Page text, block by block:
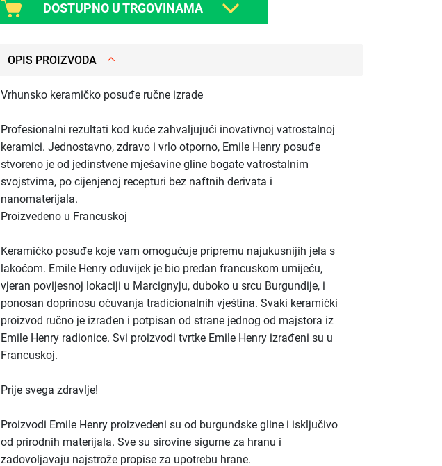
DOSTUPNO U TRGOVINAMA
OPIS PROIZVODA
Vrhunsko keramičko posuđe ručne izrade
Profesionalni rezultati kod kuće zahvaljujući inovativnoj vatrostalnoj
keramici. Jednostavno, zdravo i vrlo otporno, Emile Henry posuđe
stvoreno je od jedinstvene mješavine gline bogate vatrostalnim
svojstvima, po cijenjenoj recepturi bez naftnih derivata i
nanomaterijala.
Proizvedeno u Francuskoj
Keramičko posuđe koje vam omogućuje pripremu najukusnijih jela s
lakoćom. Emile Henry oduvijek je bio predan francuskom umijeću,
vjeran povijesnoj lokaciji u Marcignyju, duboko u srcu Burgundije, i
ponosan doprinosu očuvanja tradicionalnih vještina. Svaki keramički
proizvod ručno je izrađen i potpisan od strane jednog od majstora iz
Emile Henry radionice. Svi proizvodi tvrtke Emile Henry izrađeni su u
Francuskoj.
Prije svega zdravlje!
Proizvodi Emile Henry proizvedeni su od burgundske gline i isključivo
od prirodnih materijala. Sve su sirovine sigurne za hranu i
zadovoljavaju najstrože propise za upotrebu hrane.